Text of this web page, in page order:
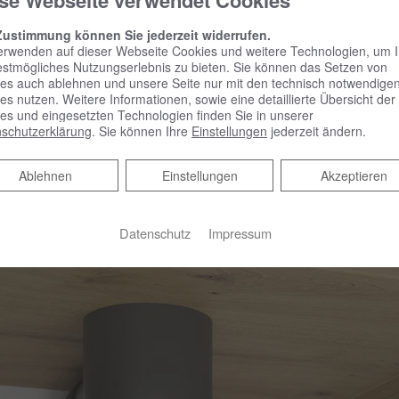
Vorteile liegen auf der Hand: Zum einen sorgt der burgbad
er von oben gut einsehbar und problemlos mit einem
und besonders verstopfungsarm, sodass der Einsatz
minimiert wird – ein langfristig sehr
ist die Reduzierung von Verpackungsmüll.
können Sie jederzeit widerrufen.
auf dieser Webseite Cookies und weitere Technologien, um
Nutzungserlebnis zu bieten. Sie können das Setzen von
auch ablehnen und unsere Seite nur mit den technisch notwendigen
nutzen. Weitere Informationen, sowie eine detaillierte Übersicht der
und eingesetzten Technologien finden Sie in unserer
. Sie können Ihre Einstellungen jederzeit ändern.
Akzeptieren
Einstellungen
Ablehnen
Ablehnen
Datenschutz Impressum